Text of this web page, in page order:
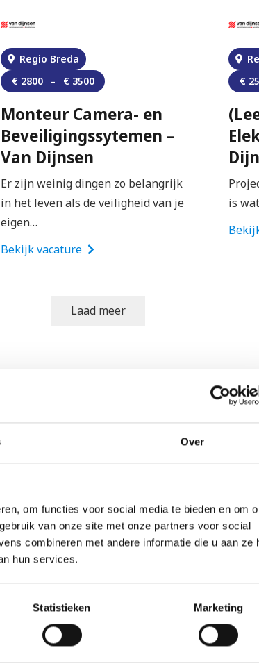
Over
om functies voor social media te bieden en om
van onze site met onze partners voor social
combineren met andere informatie die u aan ze
hun services.
Statistieken Marketing
Regio Breda
€ 2800 – € 3500
Monteur Camera- en
Beveiligingssytemen –
Van Dijnsen
Er zijn weinig dingen zo belangrijk
in het leven als de veiligheid van je
eigen…
Bekijk vacature
€
is
Laad meer